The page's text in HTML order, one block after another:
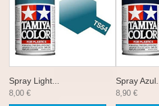
Spray Light...
8,00 €
Spray Azul...
8,90 €